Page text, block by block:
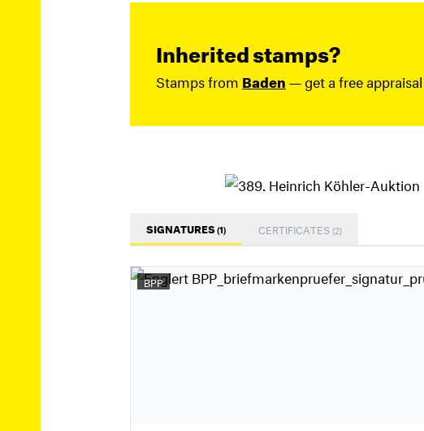
Inherited stamps?
Stamps from Baden— get a free
SIGNATURES(1) CERTIFICATES (2)
BPP